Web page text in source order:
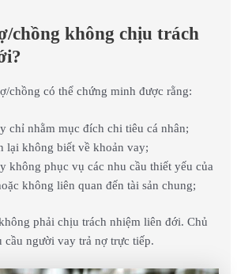
chồng không chịu trách
chồng có thể chứng minh được rằng:
chỉ nhằm mục đích chi tiêu cá nhân;
lại không biết về khoản vay;
không phục vụ các nhu cầu thiết yếu của
không liên quan đến tài sản chung;
phải chịu trách nhiệm liên đới. Chủ
cầu người vay trả nợ trực tiếp.